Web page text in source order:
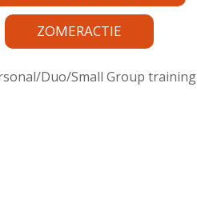
ZOMERACTIE
Duo/Small Group training